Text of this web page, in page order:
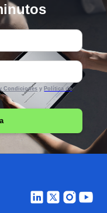
Condiciones y Política de